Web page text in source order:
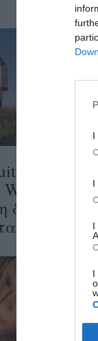
I
I
I
I
και η
2026
δύναμη